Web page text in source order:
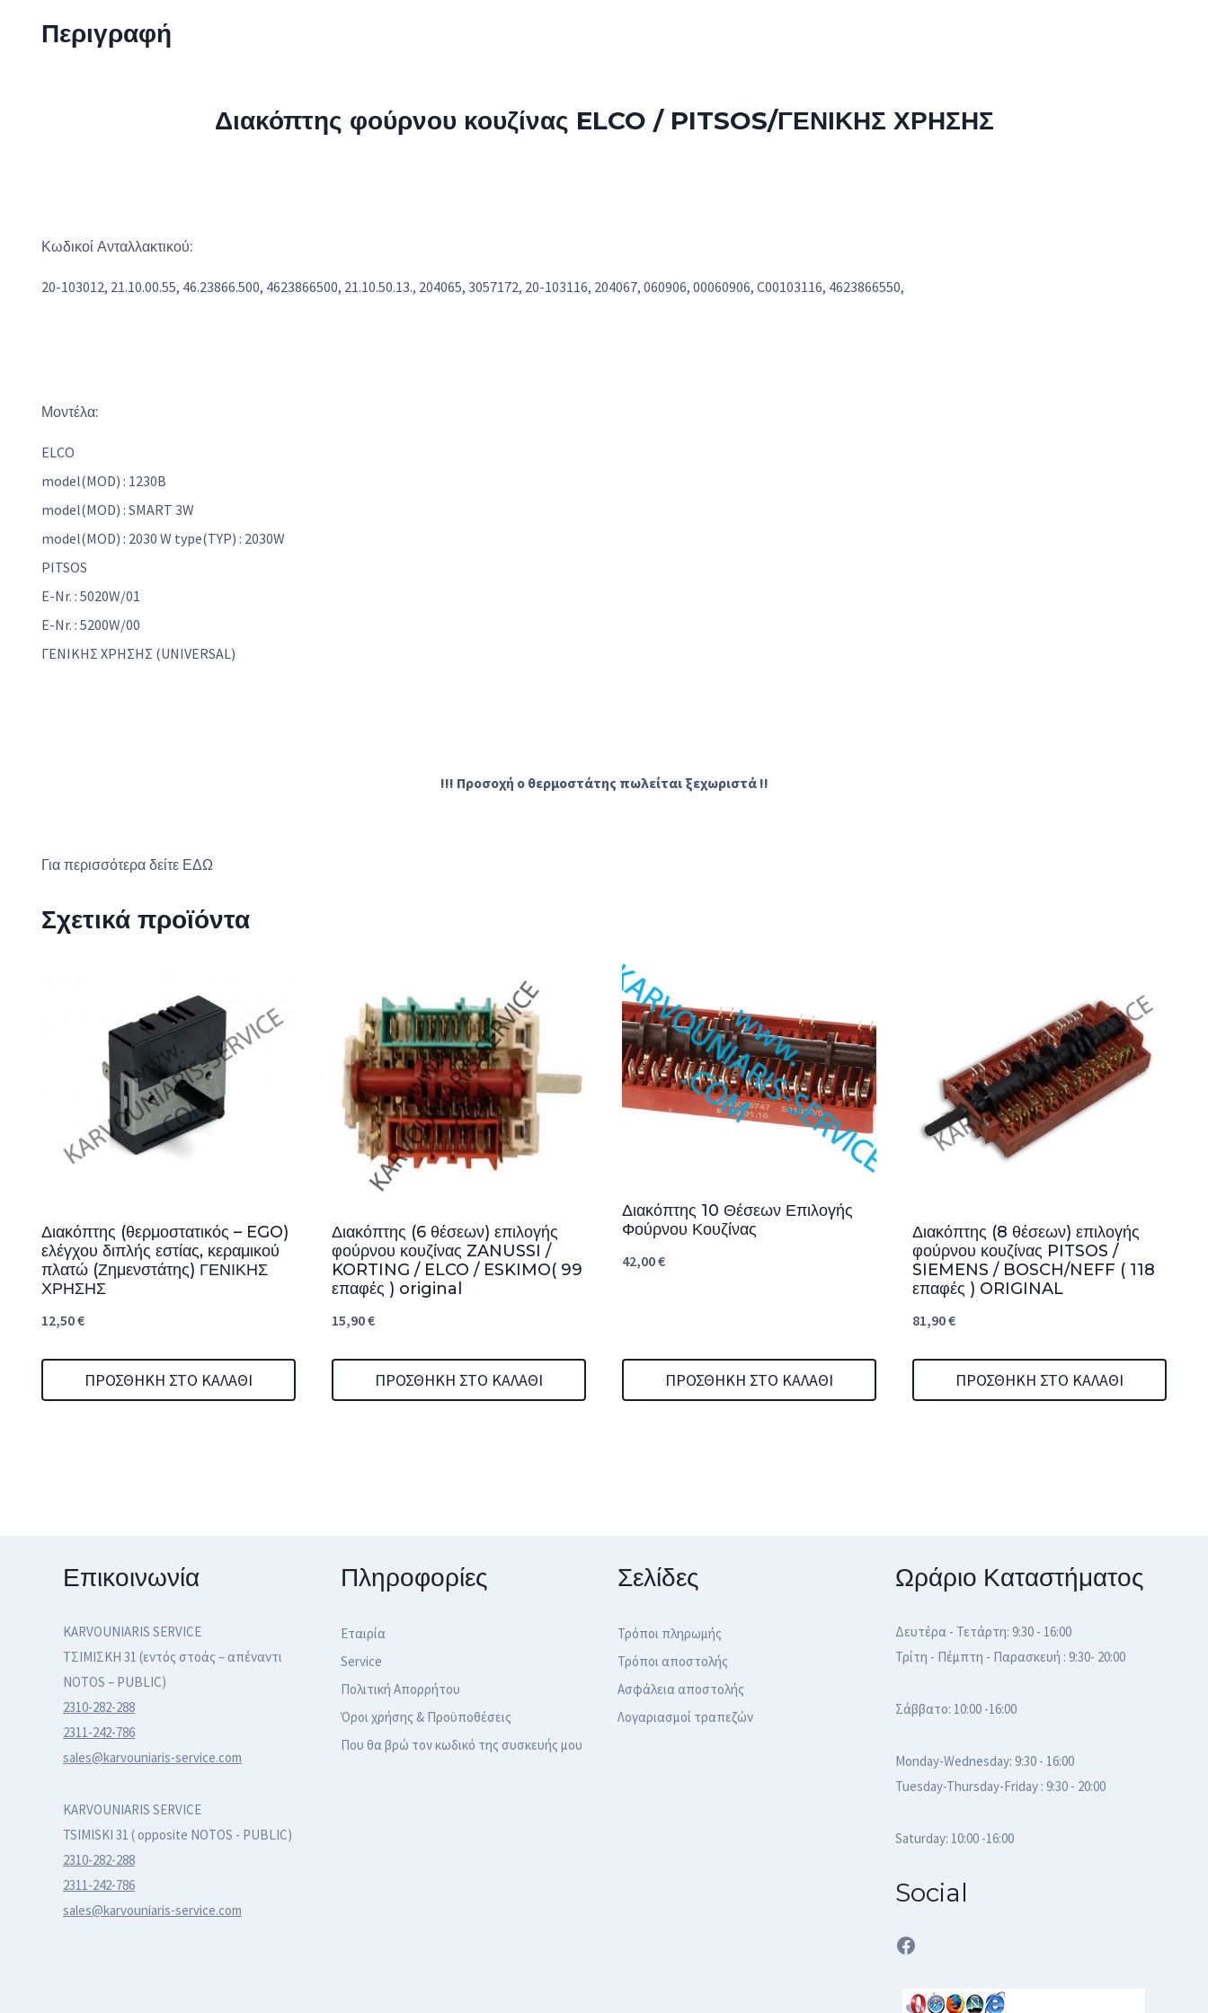
Περιγραφή
Διακόπτης φούρνου κουζίνας ELCO / PITSOS/ΓΕΝΙΚΗΣ ΧΡΗΣΗΣ
Κωδικοί Ανταλλακτικού:
20-103012, 21.10.00.55, 46.23866.500, 4623866500, 21.10.50.13., 204065, 3057172, 20-103116, 204067, 060906, 00060906, C00103116, 4623866550,
Μοντέλα:
ELCO
model(MOD) : 1230B
model(MOD) : SMART 3W
model(MOD) : 2030 W type(TYP) : 2030W
PITSOS
E-Nr. : 5020W/01
E-Nr. : 5200W/00
ΓΕΝΙΚΗΣ ΧΡΗΣΗΣ (UNIVERSAL)
!!! Προσοχή ο θερμοστάτης πωλείται ξεχωριστά !!
Για περισσότερα δείτε ΕΔΩ
Σχετικά προϊόντα
Διακόπτης (θερμοστατικός – EGO)
ελέγχου διπλής εστίας, κεραμικού
πλατώ (Ζημενστάτης) ΓΕΝΙΚΗΣ
ΧΡΗΣΗΣ
12,50€
ΠΡΟΣΘΉΚΗ ΣΤΟ ΚΑΛΆΘΙ
Διακόπτης (6 θέσεων) επιλογής
φούρνου κουζίνας ZANUSSI /
KORTING / ELCO / ESKIMO( 99
επαφές ) original
15,90€
ΠΡΟΣΘΉΚΗ ΣΤΟ ΚΑΛΆΘΙ
Διακόπτης 10 Θέσεων Επιλογής
Φούρνου Κουζίνας
42,00€
ΠΡΟΣΘΉΚΗ ΣΤΟ ΚΑΛΆΘΙ
Διακόπτης (8 θέσεων) επιλογής
φούρνου κουζίνας PITSOS /
SIEMENS / BOSCH/NEFF ( 118
επαφές ) ORIGINAL
81,90€
ΠΡΟΣΘΉΚΗ ΣΤΟ ΚΑΛΆΘΙ
Επικοινωνία
KARVOUNIARIS SERVICE
ΤΣΙΜΙΣΚΗ 31 (εντός στοάς – απέναντι
NOTOS – PUBLIC)
2310-282-288
2311-242-786
sales@karvouniaris-service.com
KARVOUNIARIS SERVICE
TSIMISKI 31 ( opposite NOTOS - PUBLIC)
2310-282-288
2311-242-786
sales@karvouniaris-service.com
Πληροφορίες
Εταιρία
Service
Πολιτική Απορρήτου
Όροι χρήσης & Προϋποθέσεις
Που θα βρώ τον κωδικό της συσκευής μου
Σελίδες
Τρόποι πληρωμής
Τρόποι αποστολής
Ασφάλεια αποστολής
Λογαριασμοί τραπεζών
Ωράριο Καταστήματος
Δευτέρα - Τετάρτη: 9:30 - 16:00
Τρίτη - Πέμπτη - Παρασκευή : 9:30- 20:00
Σάββατο: 10:00 -16:00
Monday-Wednesday: 9:30 - 16:00
Tuesday-Thursday-Friday : 9:30 - 20:00
Saturday: 10:00 -16:00
Social
Facebook